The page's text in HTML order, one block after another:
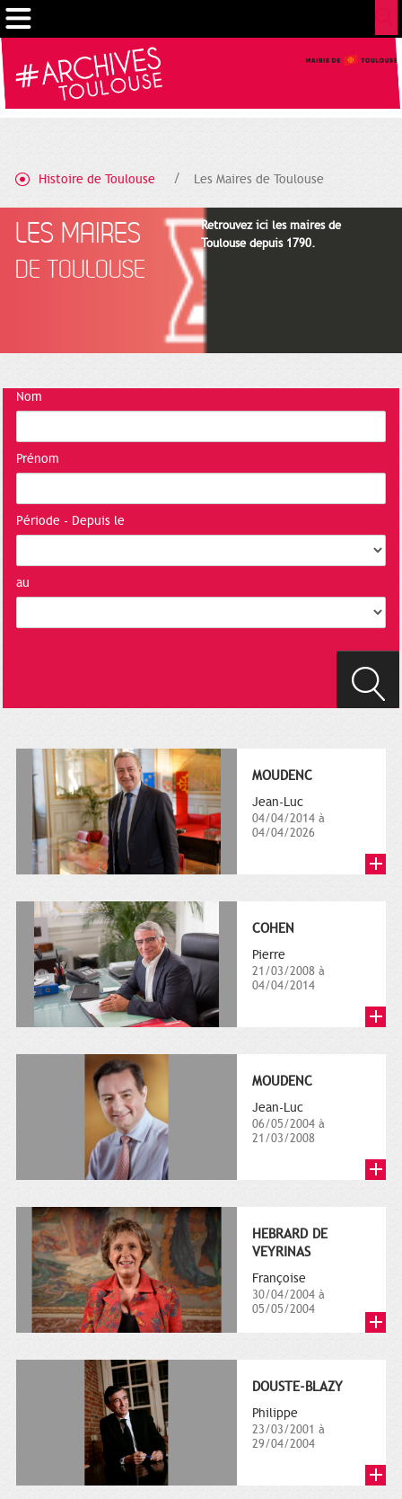
Histoire de Toulouse Les Maires de Toulouse
LES MAIRES
DE TOULOUSE
Retrouvez ici les maires de
Toulouse depuis 1790.
Nom
Prénom
Période - Depuis le
au
MOUDENC
Jean-Luc
04/04/2014 à
04/04/2026
COHEN
Pierre
21/03/2008 à
04/04/2014
MOUDENC
Jean-Luc
06/05/2004 à
21/03/2008
HEBRARD DE
VEYRINAS
Françoise
30/04/2004 à
05/05/2004
DOUSTE-BLAZY
Philippe
23/03/2001 à
29/04/2004
Gestion de vos préférences sur les cookies